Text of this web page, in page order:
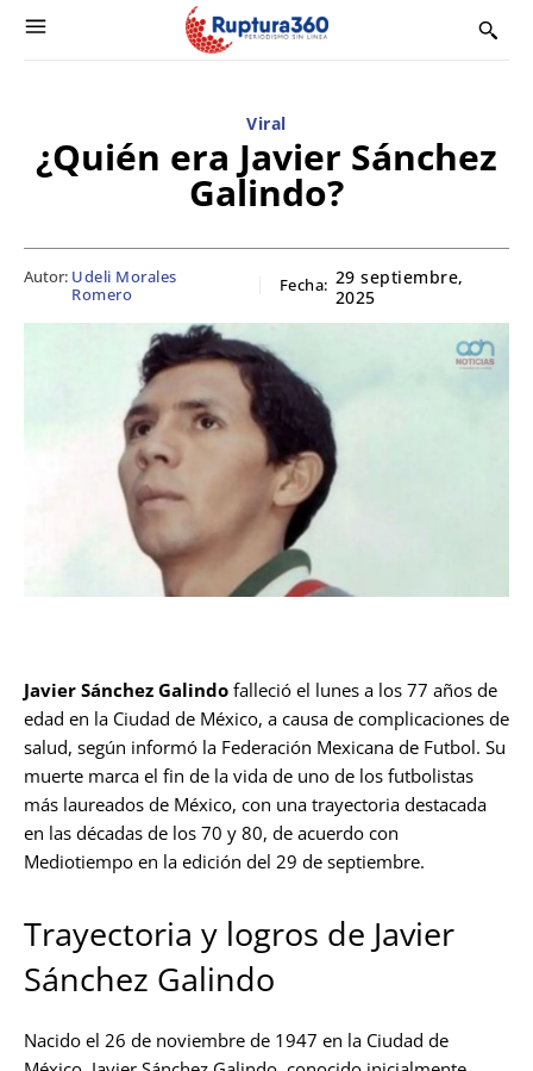
Viral
¿Quién era Javier Sánchez
Galindo?
Autor: Udeli Morales
Romero
Fecha: 29 septiembre,
2025
Javier Sánchez Galindo falleció el lunes a los 77 años de
edad en la Ciudad de México, a causa de complicaciones de
salud, según informó la Federación Mexicana de Futbol. Su
muerte marca el fin de la vida de uno de los futbolistas
más laureados de México, con una trayectoria destacada
en las décadas de los 70 y 80, de acuerdo con
Mediotiempo en la edición del 29 de septiembre.
Trayectoria y logros de Javier
Sánchez Galindo
Nacido el 26 de noviembre de 1947 en la Ciudad de